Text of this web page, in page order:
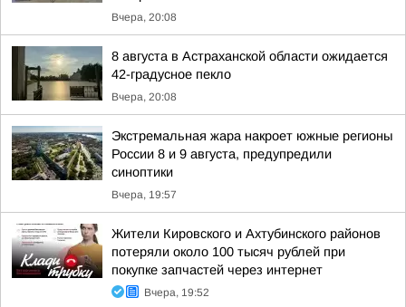
Вчера, 20:08
8 августа в Астраханской области ожидается
42-градусное пекло
Вчера, 20:08
Экстремальная жара накроет южные регионы
России 8 и 9 августа, предупредили
синоптики
Вчера, 19:57
Жители Кировского и Ахтубинского районов
потеряли около 100 тысяч рублей при
покупке запчастей через интернет
Вчера, 19:52